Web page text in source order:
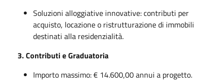
Soluzioni alloggiative innovative: contributi per
acquisto, locazione o ristrutturazione di immobili
destinati alla residenzialità.
3. Contributi e Graduatoria
Importo massimo: € 14.600,00 annui a progetto.